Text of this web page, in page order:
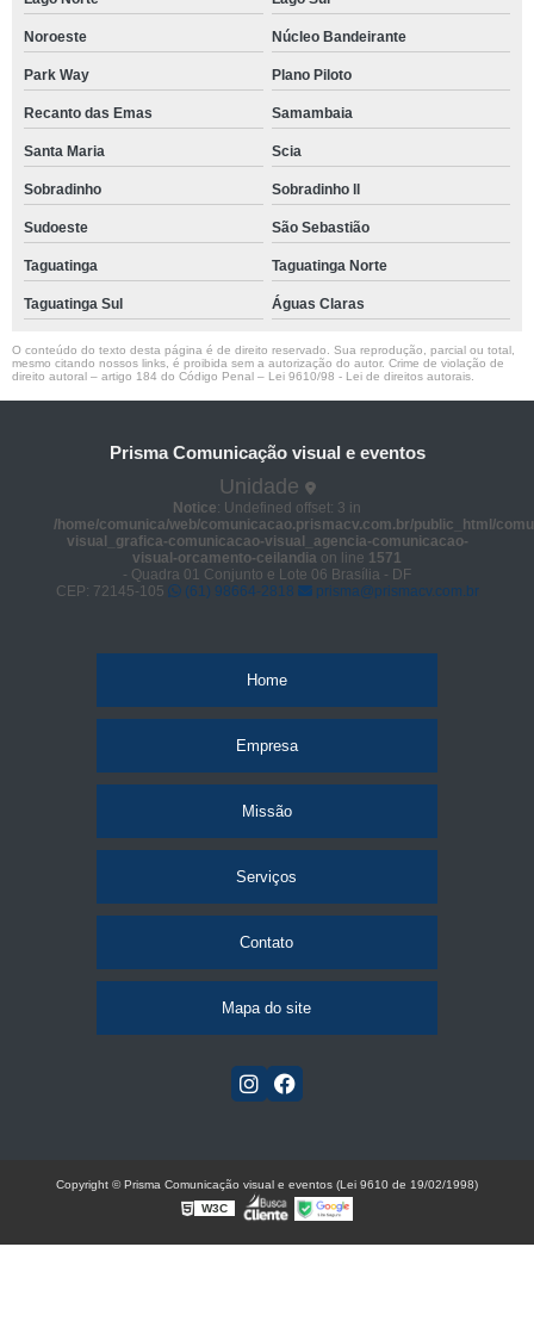
Noroeste Núcleo Bandeirante
Park Way Plano Piloto
Recanto das Emas Samambaia
Santa Maria Scia
Sobradinho Sobradinho ll
Sudoeste São Sebastião
Taguatinga Taguatinga Norte
Taguatinga Sul Águas Claras
O conteúdo do texto desta página é de direito reservado. Sua reprodução, parcial ou total,
mesmo citando nossos links, é proibida sem a autorização do autor. Crime de violação de
direito autoral – artigo 184 do Código Penal – Lei 9610/98 - Lei de direitos autorais
Prisma Comunicação visual e eventos
Unidade
Notice: Undefined offset: 3 in
/home/comunica/web/comunicacao.prismacv.com.br/public_html/
visual_grafica-comunicacao-visual_agencia-comunicacao-
visual-orcamento-ceilandia on line 1571
- Quadra 01 Conjunto e Lote 06 Brasília - DF
CEP: 72145-105
(61) 98664-2818 prisma@prismacv.com.br
Home
Empresa
Missão
Serviços
Contato
Mapa do site
Copyright © Prisma Comunicação visual e eventos (Lei 9610 de 19/02/1998)
W3C